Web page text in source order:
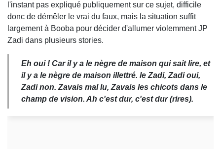
l'instant pas expliqué publiquement sur ce sujet, difficile
donc de démêler le vrai du faux, mais la situation suffit
largement à Booba pour décider d'allumer violemment JP
Zadi dans plusieurs stories.
Eh oui ! Car il y a le nègre de maison qui sait lire, et
il y a le nègre de maison illettré. le Zadi, Zadi oui,
Zadi non. Zavais mal lu, Zavais les chicots dans le
champ de vision. Ah c'est dur, c'est dur (rires).